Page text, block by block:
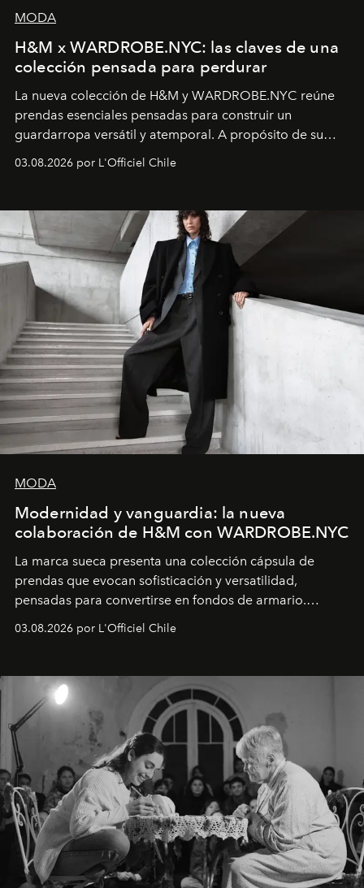
MODA
H&M x WARDROBE.NYC: las claves de una
colección pensada para perdurar
La nueva colección de H&M y WARDROBE.NYC reúne
prendas esenciales pensadas para construir un
guardarropa versátil y atemporal. A propósito de su
lanzamiento, los fundadores de la firma neoyorquina y
la asesora creativa y jefa de diseño global de la marca
y la filosofía detrás de la propuesta.
03.08.2026 por L'Officiel Chile
MODA
Modernidad y vanguardia: la nueva
colaboración de H&M con WARDROBE.NYC
La marca sueca presenta una colección cápsula de
prendas que evocan sofisticación y versatilidad,
pensadas para convertirse en fondos de armario.
Disponible en Chile desde el 6 de agosto.
03.08.2026 por L'Officiel Chile